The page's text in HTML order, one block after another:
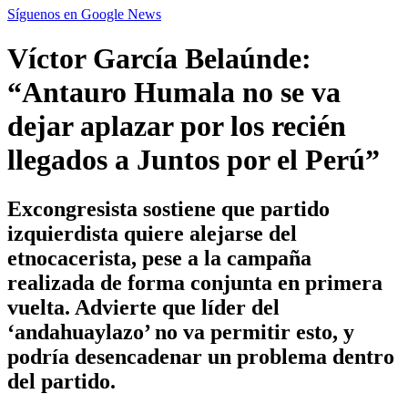
Síguenos en Google News
Víctor García Belaúnde:
“Antauro Humala no se va
dejar aplazar por los recién
llegados a Juntos por el Perú”
Excongresista sostiene que partido
izquierdista quiere alejarse del
etnocacerista, pese a la campaña
realizada de forma conjunta en primera
vuelta. Advierte que líder del
‘andahuaylazo’ no va permitir esto, y
podría desencadenar un problema dentro
del partido.